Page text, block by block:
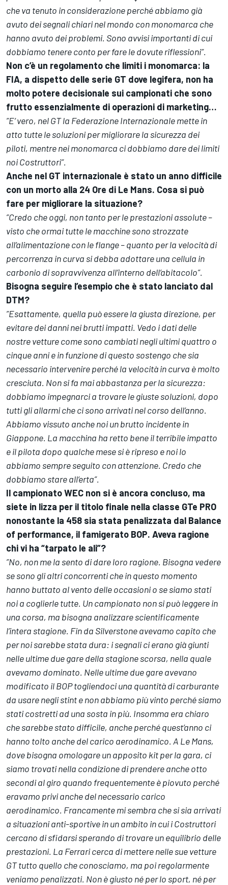
che va tenuto in considerazione perché abbiamo già
avuto dei segnali chiari nel mondo con monomarca che
hanno avuto dei problemi. Sono avvisi importanti di cui
dobbiamo tenere conto per fare le dovute riflessioni”.
Non c’è un regolamento che limiti i monomarca: la
FIA, a dispetto delle serie GT dove legifera, non ha
molto potere decisionale sui campionati che sono
frutto essenzialmente di operazioni di marketing…
”E’ vero, nel GT la Federazione Internazionale mette in
atto tutte le soluzioni per migliorare la sicurezza dei
piloti, mentre nei monomarca ci dobbiamo dare dei limiti
noi Costruttori”.
Anche nel GT internazionale è stato un anno difficile
con un morto alla 24 Ore di Le Mans. Cosa si può
fare per migliorare la situazione?
”Credo che oggi, non tanto per le prestazioni assolute –
visto che ormai tutte le macchine sono strozzate
all’alimentazione con le flange – quanto per la velocità di
percorrenza in curva si debba adottare una cellula in
carbonio di sopravvivenza all’interno dell’abitacolo”.
Bisogna seguire l’esempio che è stato lanciato dal
DTM?
”Esattamente, quella può essere la giusta direzione, per
evitare dei danni nei brutti impatti. Vedo i dati delle
nostre vetture come sono cambiati negli ultimi quattro o
cinque anni e in funzione di questo sostengo che sia
necessario intervenire perché la velocità in curva è molto
cresciuta. Non si fa mai abbastanza per la sicurezza:
dobbiamo impegnarci a trovare le giuste soluzioni, dopo
tutti gli allarmi che ci sono arrivati nel corso dell’anno.
Abbiamo vissuto anche noi un brutto incidente in
Giappone. La macchina ha retto bene il terribile impatto
e il pilota dopo qualche mese si è ripreso e noi lo
abbiamo sempre seguito con attenzione. Credo che
dobbiamo stare all’erta”.
Il campionato WEC non si è ancora concluso, ma
siete in lizza per il titolo finale nella classe GTe PRO
nonostante la 458 sia stata penalizzata dal Balance
of performance, il famigerato BOP. Aveva ragione
chi vi ha “tarpato le ali”?
”No, non me la sento di dare loro ragione. Bisogna vedere
se sono gli altri concorrenti che in questo momento
hanno buttato al vento delle occasioni o se siamo stati
noi a coglierle tutte. Un campionato non si può leggere in
una corsa, ma bisogna analizzare scientificamente
l’intera stagione. Fin da Silverstone avevamo capito che
per noi sarebbe stata dura: i segnali ci erano già giunti
nelle ultime due gare della stagione scorsa, nella quale
avevamo dominato. Nelle ultime due gare avevano
modificato il BOP togliendoci una quantità di carburante
da usare negli stint e non abbiamo più vinto perché siamo
stati costretti ad una sosta in più. Insomma era chiaro
che sarebbe stato difficile, anche perché quest’anno ci
hanno tolto anche del carico aerodinamico. A Le Mans,
dove bisogna omologare un apposito kit per la gara, ci
siamo trovati nella condizione di prendere anche otto
secondi al giro quando frequentemente è piovuto perché
eravamo privi anche del necessario carico
aerodinamico. Francamente mi sembra che si sia arrivati
a situazioni anti-sportive in un ambito in cui i Costruttori
cercano di sfidarsi sperando di trovare un equilibrio delle
prestazioni. La Ferrari cerca di mettere nelle sue vetture
GT tutto quello che conosciamo, ma poi regolarmente
veniamo penalizzati. Non è giusto né per lo sport, né per